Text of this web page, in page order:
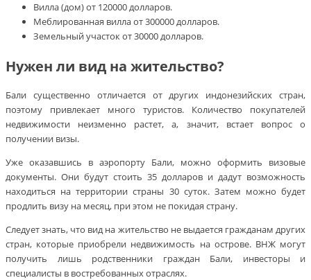
Вилла (дом) от 120000 долларов.
Меблированная вилла от 300000 долларов.
Земельный участок от 30000 долларов.
Нужен ли вид на жительство?
Бали существенно отличается от других индонезийских стран,
поэтому привлекает много туристов. Количество покупателей
недвижимости неизменно растет, а, значит, встает вопрос о
получении визы.
Уже оказавшись в аэропорту Бали, можно оформить визовые
документы. Они будут стоить 35 долларов и дадут возможность
находиться на территории страны 30 суток. Затем можно будет
продлить визу на месяц, при этом не покидая страну.
Следует знать, что вид на жительство не выдается гражданам других
стран, которые приобрели недвижимость на острове. ВНЖ могут
получить лишь родственники граждан Бали, инвесторы и
специалисты в востребованных отраслях.